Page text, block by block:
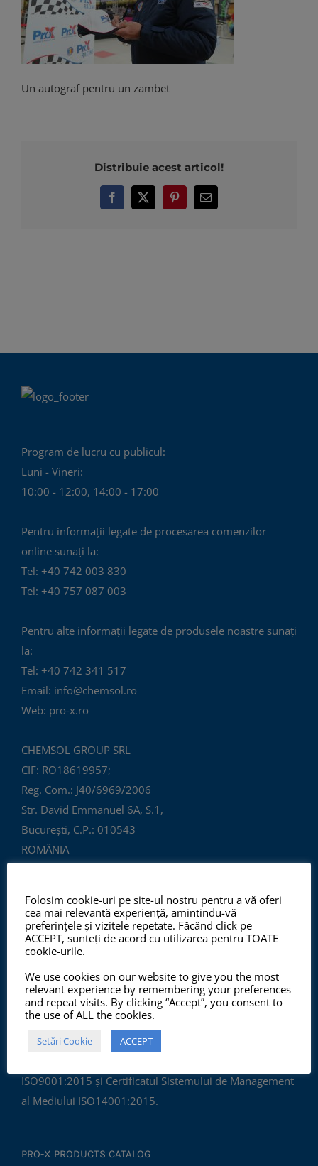
Un autograf pentru un zambet
Distribuie acest articol!
Facebook
X Pinterest
E-
mail:
Program de lucru cu publicul:
Luni - Vineri:
10:00 - 12:00, 14:00 - 17:00
Pentru informații legate de procesarea comenzilor
online sunați la:
Tel: +40 742 003 830
Tel: +40 757 087 003
Pentru alte informații legate de produsele noastre sunați
la:
Tel: +40 742 341 517
Email: info@chemsol.ro
Web: pro-x.ro
CHEMSOL GROUP SRL
CIF: RO18619957;
Reg. Com.: J40/6969/2006
Str. David Emmanuel 6A, S.1,
București, C.P.: 010543
ROMÂNIA
ISO 9001:2015, ISO 14001:2015
Începând cu anul 2012, ChemSol Group deține
ISO9001:2015 și Certificatul Sistemului de Management
al Mediului ISO14001:2015.
PRO-X PRODUCTS CATALOG
Folosim cookie-uri pe site-ul nostru pentru a vă oferi
cea mai relevantă experiență, amintindu-vă
preferințele și vizitele repetate. Făcând click pe
ACCEPT, sunteți de acord cu utilizarea pentru TOATE
cookie-urile.
We use cookies on our website to give you the most
relevant experience by remembering your preferences
and repeat visits. By clicking “Accept”, you consent to
the use of ALL the cookies.
Setări Cookie ACCEPT